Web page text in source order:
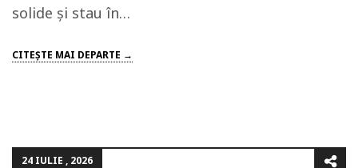
solide și stau în…
CITEŞTE MAI DEPARTE →
24 IULIE , 2026